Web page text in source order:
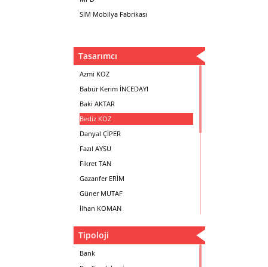
SİM Mobilya Fabrikası
Tasarımcı
Azmi KOZ
Babür Kerim İNCEDAYI
Baki AKTAR
Bediz KOZ
Danyal ÇİPER
Fazıl AYSU
Fikret TAN
Gazanfer ERİM
Güner MUTAF
İlhan KOMAN
Metin Atabey ATA
Minas BOYACIYAN
Tipoloji
Bank